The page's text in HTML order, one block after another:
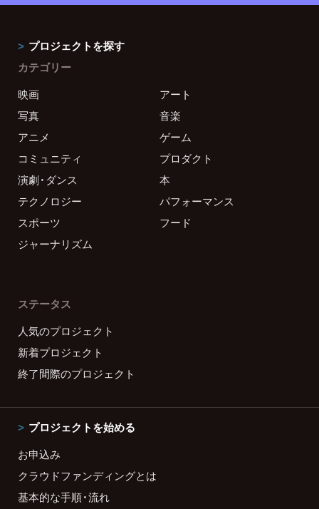
プロジェクトを探す
カテゴリー
映画
アート
写真
音楽
アニメ
ゲーム
コミュニティ
プロダクト
演劇・ダンス
本
テクノロジー
パフォーマンス
スポーツ
フード
ジャーナリズム
ステータス
人気のプロジェクト
新着プロジェクト
終了間際のプロジェクト
プロジェクトを始める
お申込み
クラウドファンディングとは
基本的な手順・流れ